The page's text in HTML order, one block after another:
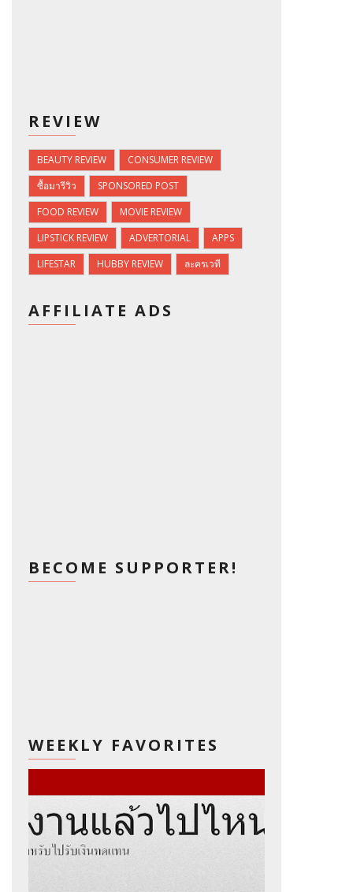
REVIEW
BEAUTY REVIEW
CONSUMER REVIEW
ซื้อมารีวิว
SPONSORED POST
FOOD REVIEW
MOVIE REVIEW
LIPSTICK REVIEW
ADVERTORIAL
APPS
LIFESTAR
HUBBY REVIEW ละครเวที
AFFILIATE ADS
BECOME SUPPORTER!
WEEKLY FAVORITES